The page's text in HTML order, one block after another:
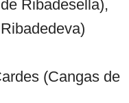
Ribadesella),
(Cangas de